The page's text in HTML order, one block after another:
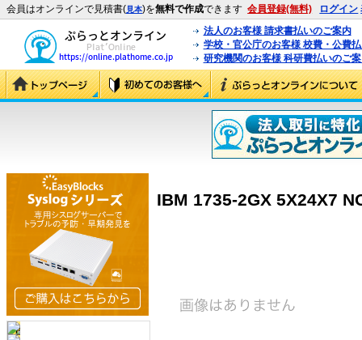
会員はオンラインで見積書(見本)を無料で作成できます 会員登録(無料) ログイン
法人のお客様 請求書払いのご案内
学校・官公庁のお客様 校費・公費
研究機関のお客様 科研費払いのご
IBM 1735-2GX 5X24X7